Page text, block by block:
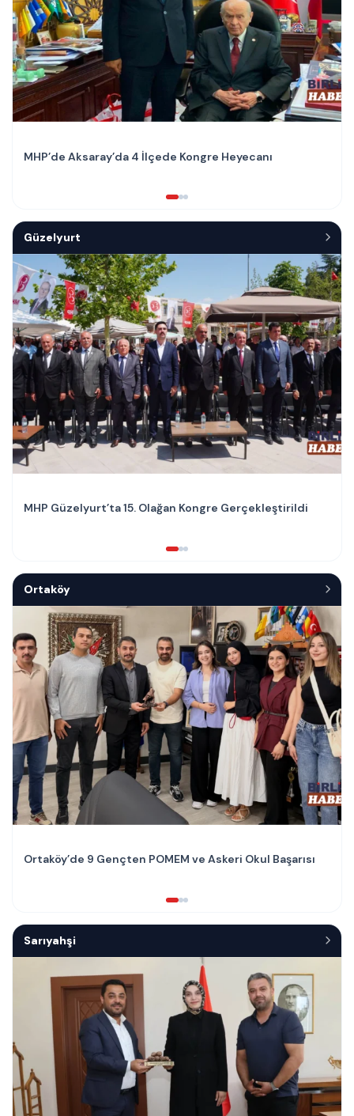
MHP’de Aksaray’da 4 İlçede Kongre Heyecanı
Güzelyurt
MHP Güzelyurt’ta 15. Olağan Kongre Gerçekleştirildi
Ortaköy
Ortaköy’de 9 Gençten POMEM ve Askeri Okul Başarısı
Sarıyahşi